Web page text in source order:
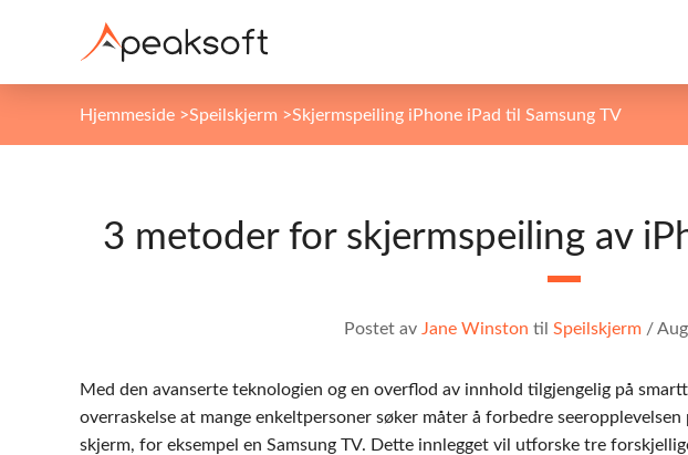
Hjemmeside >Speilskjerm >Skjermspeiling iPhone iPad til Samsung TV
3 metoder for skjermspeiling av
Postet av Jane Winston til Speilskjerm/
Med den avanserte teknologien og en overflod av innhold tilgjengelig på
overraskelse at mange enkeltpersoner søker måter å forbedre
skjerm, for eksempel en Samsung TV. Dette innlegget vil utforske tre